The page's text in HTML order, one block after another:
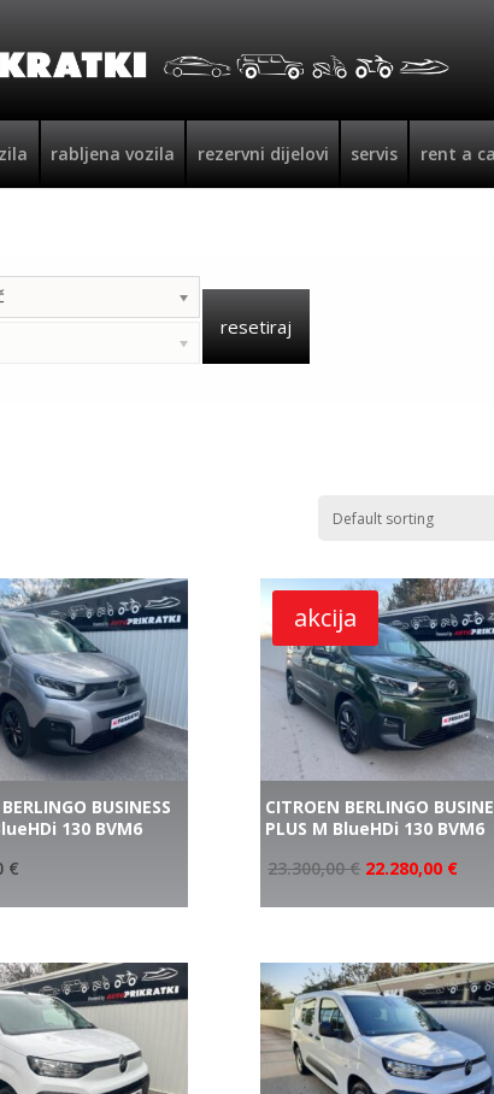
rabljena vozila rezervni dijelovi servis rent a
resetiraj
BUSINESS
130 BVM6
€
akcija
CITROEN BERLINGO
PLUS M BlueHDi 130 BVM6
23.300,00€ 22.280,00 €